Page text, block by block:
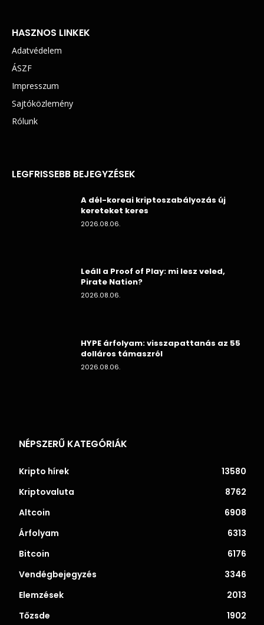
HASZNOS LINKEK
Adatvédelem
ÁSZF
Impresszum
Sajtóközlemény
Rólunk
LEGFRISSEBB BEJEGYZÉSEK
A dél-koreai kriptoszabályozás új
kereteket keres
2026.08.06.
Leáll a Proof of Play: mi lesz veled,
Pirate Nation?
2026.08.06.
HYPE árfolyam: visszapattanás az 55
dolláros támaszról
2026.08.06.
NÉPSZERŰ KATEGÓRIÁK
Kripto hírek
13580
Kriptovaluta
8762
Altcoin
6908
Árfolyam
6313
Bitcoin
6176
Vendégbejegyzés
3346
Elemzések
2013
Tőzsde
1902